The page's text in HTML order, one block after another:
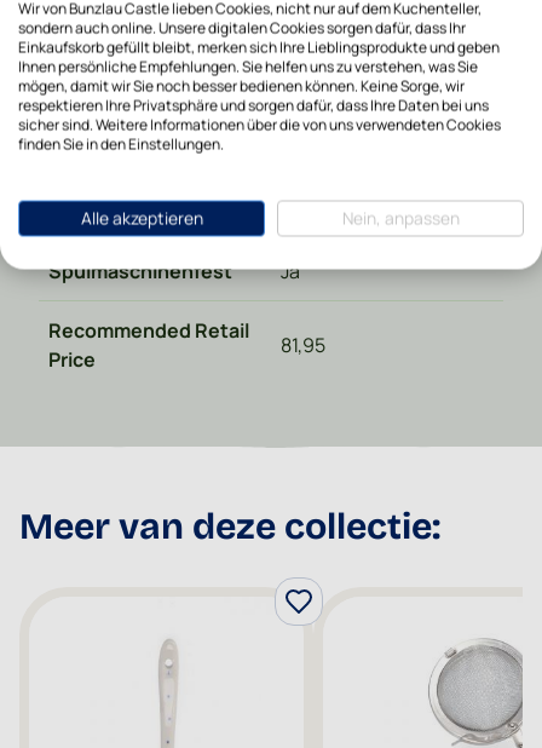
Materialart Keramik
Höhe in cm 7
Mikrowellenbeständig
Backofen-sicher
Spülmaschinenfest Ja
Recommended Retail
Price
81,95
Meer van deze collectie:
Wir von Bunzlau Castle lieben Cookies, nicht nur auf dem Kuchenteller,
sondern auch online. Unsere digitalen Cookies sorgen dafür, dass Ihr
Einkaufskorb gefüllt bleibt, merken sich Ihre Lieblingsprodukte und geben
Ihnen persönliche Empfehlungen. Sie helfen uns zu verstehen, was Sie
mögen, damit wir Sie noch besser bedienen können. Keine Sorge, wir
respektieren Ihre Privatsphäre und sorgen dafür, dass Ihre Daten bei uns
sicher sind. Weitere Informationen über die von uns verwendeten Cookies
finden Sie in den Einstellungen.
Alle akzeptieren Nein, anpassen